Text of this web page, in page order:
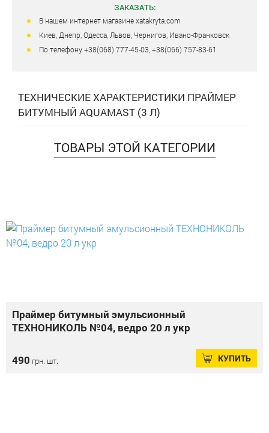
ЗАКАЗАТЬ:
В нашем интернет магазине xatakryta.com
Киев, Днепр, Одесса, Львов, Чернигов, Ивано-Франковск
По телефону +38(068) 777-45-03, +38(066) 757-83-61
ТЕХНИЧЕСКИЕ ХАРАКТЕРИСТИКИ ПРАЙМЕР
БИТУМНЫЙ AQUAMAST (3 Л)
ТОВАРЫ ЭТОЙ КАТЕГОРИИ
Праймер битумный эмульсионный
ТЕХНОНИКОЛЬ №04, ведро 20 л укр
490 грн. шт. КУПИТЬ